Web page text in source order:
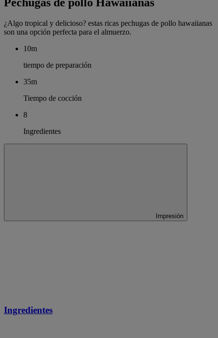
¿Algo tropical y delicioso? estas ricas pechugas de pollo hawaiianas
son una opción perfecta para el almuerzo.
10m
tiempo de preparación
35m
Tiempo de cocción
8
Ingredientes
Impresión
Ingredientes